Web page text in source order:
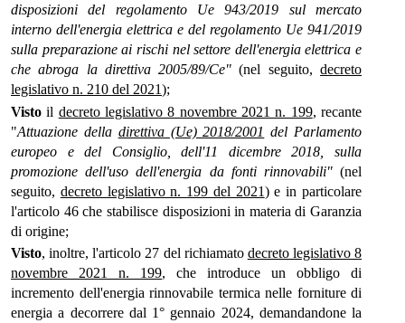
disposizioni del regolamento Ue 943/2019 sul mercato
interno dell'energia elettrica e del regolamento Ue 941/2019
sulla preparazione ai rischi nel settore dell'energia elettrica e
che abroga la direttiva 2005/89/Ce" (nel seguito,decreto
legislativo n. 210 del 2021);
Visto il decreto legislativo 8 novembre 2021 n. 199, recante
"Attuazione della direttiva (Ue) 2018/2001 del Parlamento
europeo e del Consiglio, dell'11 dicembre 2018, sulla
promozione dell'uso dell'energia da fonti rinnovabili"(nel
seguito, decreto legislativo n. 199 del 2021) e in particolare
l'articolo 46 che stabilisce disposizioni in materia di Garanzia
di origine;
Visto, inoltre, l'articolo 27 del richiamato decreto legislativo 8
novembre 2021 n. 199, che introduce un obbligo di
incremento dell'energia rinnovabile termica nelle forniture di
energia a decorrere dal 1° gennaio 2024, demandandone la